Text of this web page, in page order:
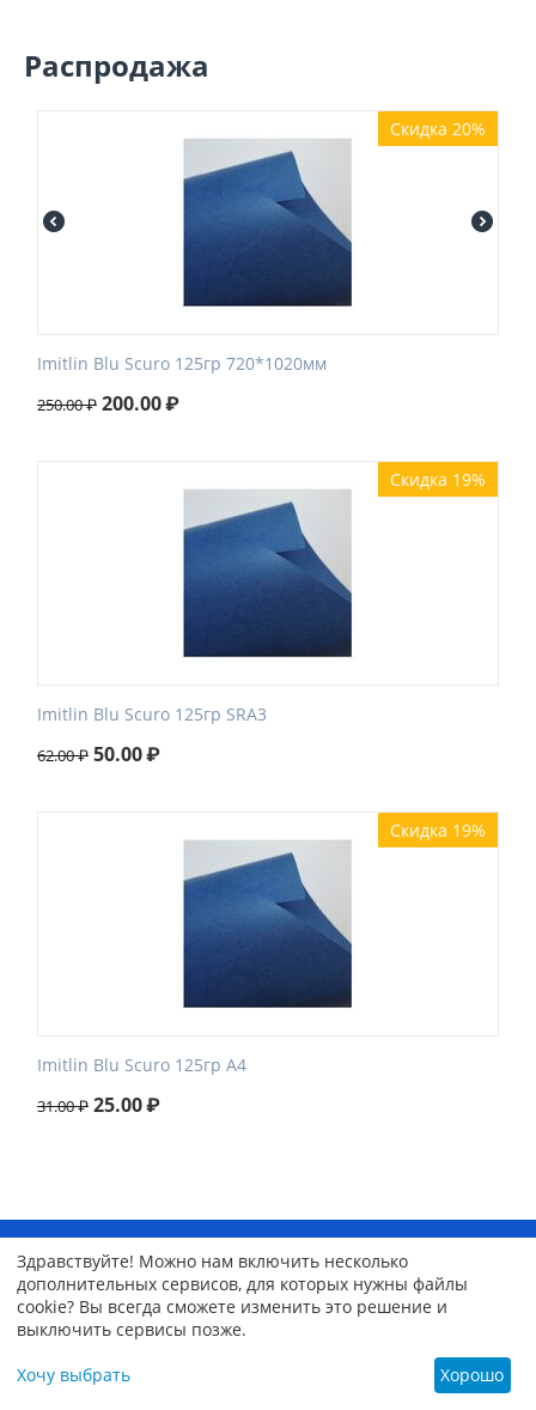
Распродажа
Скидка 20%
Imitlin Blu Scuro 125гр 720*1020мм
250.00₽ 200.00₽
Скидка 19%
Imitlin Blu Scuro 125гр SRA3
62.00₽ 50.00₽
Скидка 19%
Imitlin Blu Scuro 125гр А4
31.00₽ 25.00₽
КАБИНЕТ ПОКУПАТЕЛЯ
МАГАЗИН
ОФОРМЛЕНИЕ ЗАКАЗА
Здравствуйте! Можно нам включить несколько
дополнительных сервисов, для которых нужны файлы
cookie? Вы всегда сможете изменить это решение и
выключить сервисы позже.
Хочу выбрать Хорошо